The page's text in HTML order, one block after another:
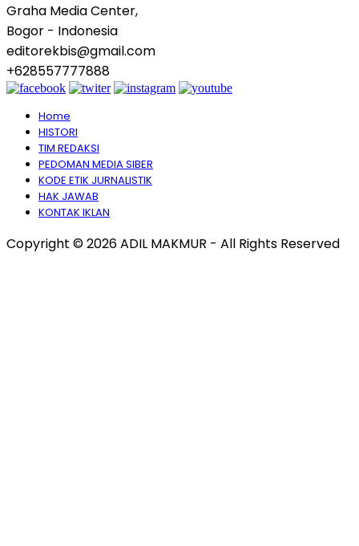
Graha Media Center,
Bogor - Indonesia
editorekbis@gmail.com
+628557777888
Home
HISTORI
TIM REDAKSI
PEDOMAN MEDIA SIBER
KODE ETIK JURNALISTIK
HAK JAWAB
KONTAK IKLAN
Copyright © 2026 ADIL MAKMUR - All Rights Reserved